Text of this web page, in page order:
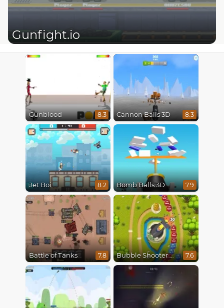
Gunfight.io
Gunblood 8.3 Cannon Balls 3D 8.3
Jet Boi 8.2 Bomb Balls 3D 7.9
Battle of Tanks 7.8 Bubble Shooter Online 7.6